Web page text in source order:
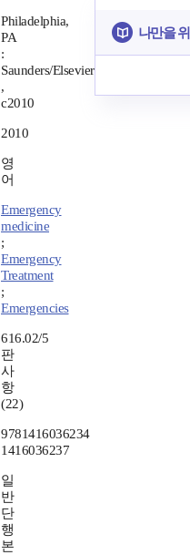
Philadelphia,
PA
:
Saunders/Elsevier
,
c2010
2010
영
어
Emergency
medicine
;
Emergency
Treatment
;
Emergencies
616.02/5
판
사
항
(22)
9781416036234
1416036237
일
반
단
행
본
나만을